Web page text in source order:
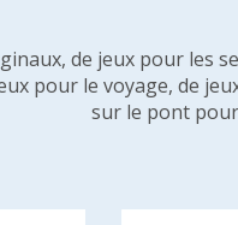
de jeux pour
pour le voyage, de
sur le pont